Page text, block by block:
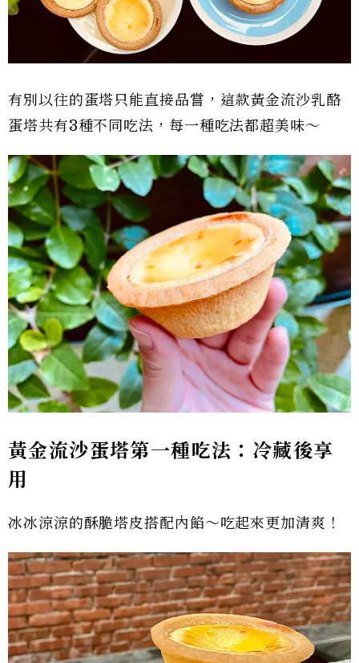
有別以往的蛋塔只能直接品嘗，這款黃金流沙乳酪
蛋塔共有3種不同吃法，每一種吃法都超美味～
黃金流沙蛋塔第一種吃法：冷藏後享
用
冰冰涼涼的酥脆塔皮搭配內餡～吃起來更加清爽！